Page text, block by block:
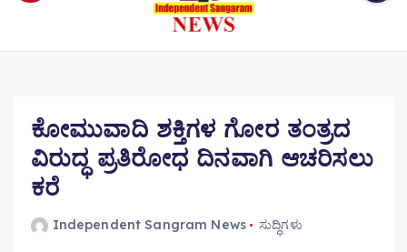
ಕೋಮುವಾದಿ ಶಕ್ತಿಗಳ ಗೋರ ತಂತ್ರದ
ವಿರುದ್ಧ ಪ್ರತಿರೋಧ ದಿನವಾಗಿ ಆಚರಿಸಲು
ಕರೆ
Independent Sangram News ಸುದ್ಧಿಗಳು